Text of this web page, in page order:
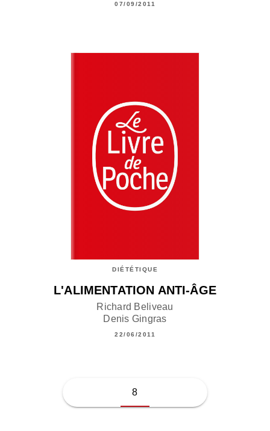
07/09/2011
DIÉTÉTIQUE
L'ALIMENTATION ANTI-ÂGE
Richard Beliveau
Denis Gingras
22/06/2011
8